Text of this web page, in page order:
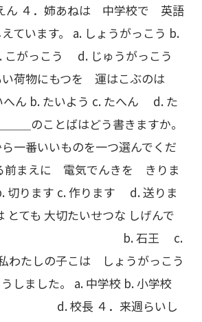
ん ４．姉あねは 中学校で 英語
ています。 a. しょうがっこう b.
こがっこう d. じゅうがっこう
い荷物にもつを 運はこぶのは
へん b. たいよう c. たへん d. た
＿＿のことばはどう書きますか。
一番いいものを一つ選んでくだ
前まえに 電気でんきを きりま
切ります c. 作ります d. 送りま
ても 大切たいせつな しげんで
油 b. 石王 c.
わたしの子こは しょうがっこう
しました。 a. 中学校 b. 小学校
長 ４．来週らいし